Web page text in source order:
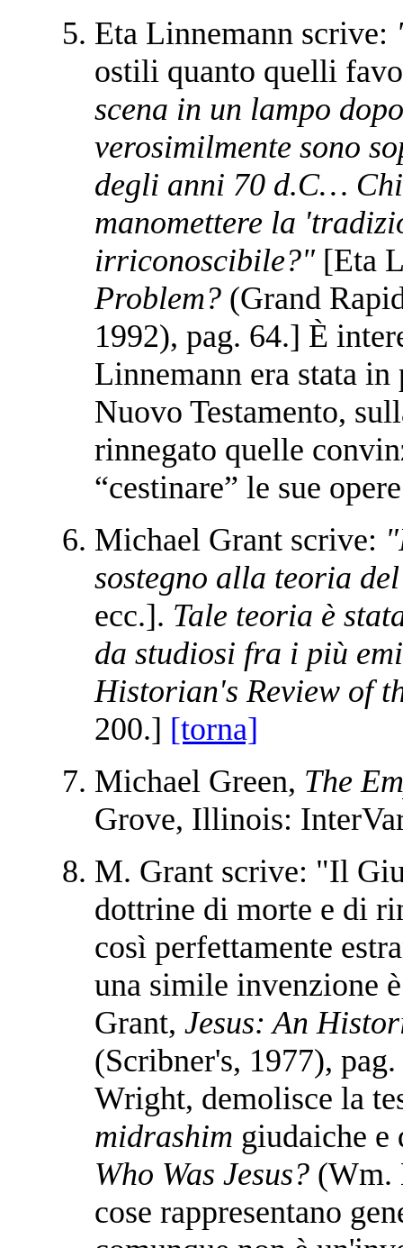
Eta Linnemann scrive:
ostili quanto quelli
scena in un lampo
verosimilmente sono
degli anni 70 d.C…
manomettere la
irriconoscibile?" [Eta
Problem? (Grand
1992), pag. 64.] È
Linnemann era stata in
Nuovo Testamento,
rinnegato quelle
“cestinare” le sue
Michael Grant scrive:
sostegno alla teoria
ecc.]. Tale teoria è
da studiosi fra i più
Historian's Review of
200.] [torna]
Michael Green, The
Grove, Illinois:
M. Grant scrive: "Il
dottrine di morte e di
così perfettamente
una simile invenzione
Grant, Jesus: An
(Scribner's, 1977),
Wright, demolisce la
midrashim giudaiche
Who Was Jesus? (Wm.
cose rappresentano